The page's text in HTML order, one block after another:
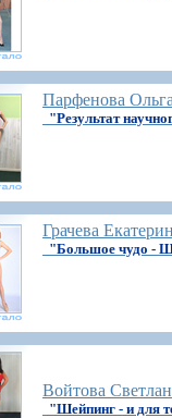
Парфенова
"Результат
Грачева
"Большое чудо
Войтова
"Шейпинг - и для